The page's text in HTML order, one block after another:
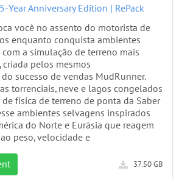
você no assento do motorista de
enquanto conquista ambientes
a simulação de terreno mais
criada pelos mesmos
sucesso de vendas MudRunner.
torrenciais, neve e lagos congelados
física de terreno de ponta da Saber
ambientes selvagens inspirados
do Norte e Eurásia que reagem
peso, velocidade e
37.50 GB